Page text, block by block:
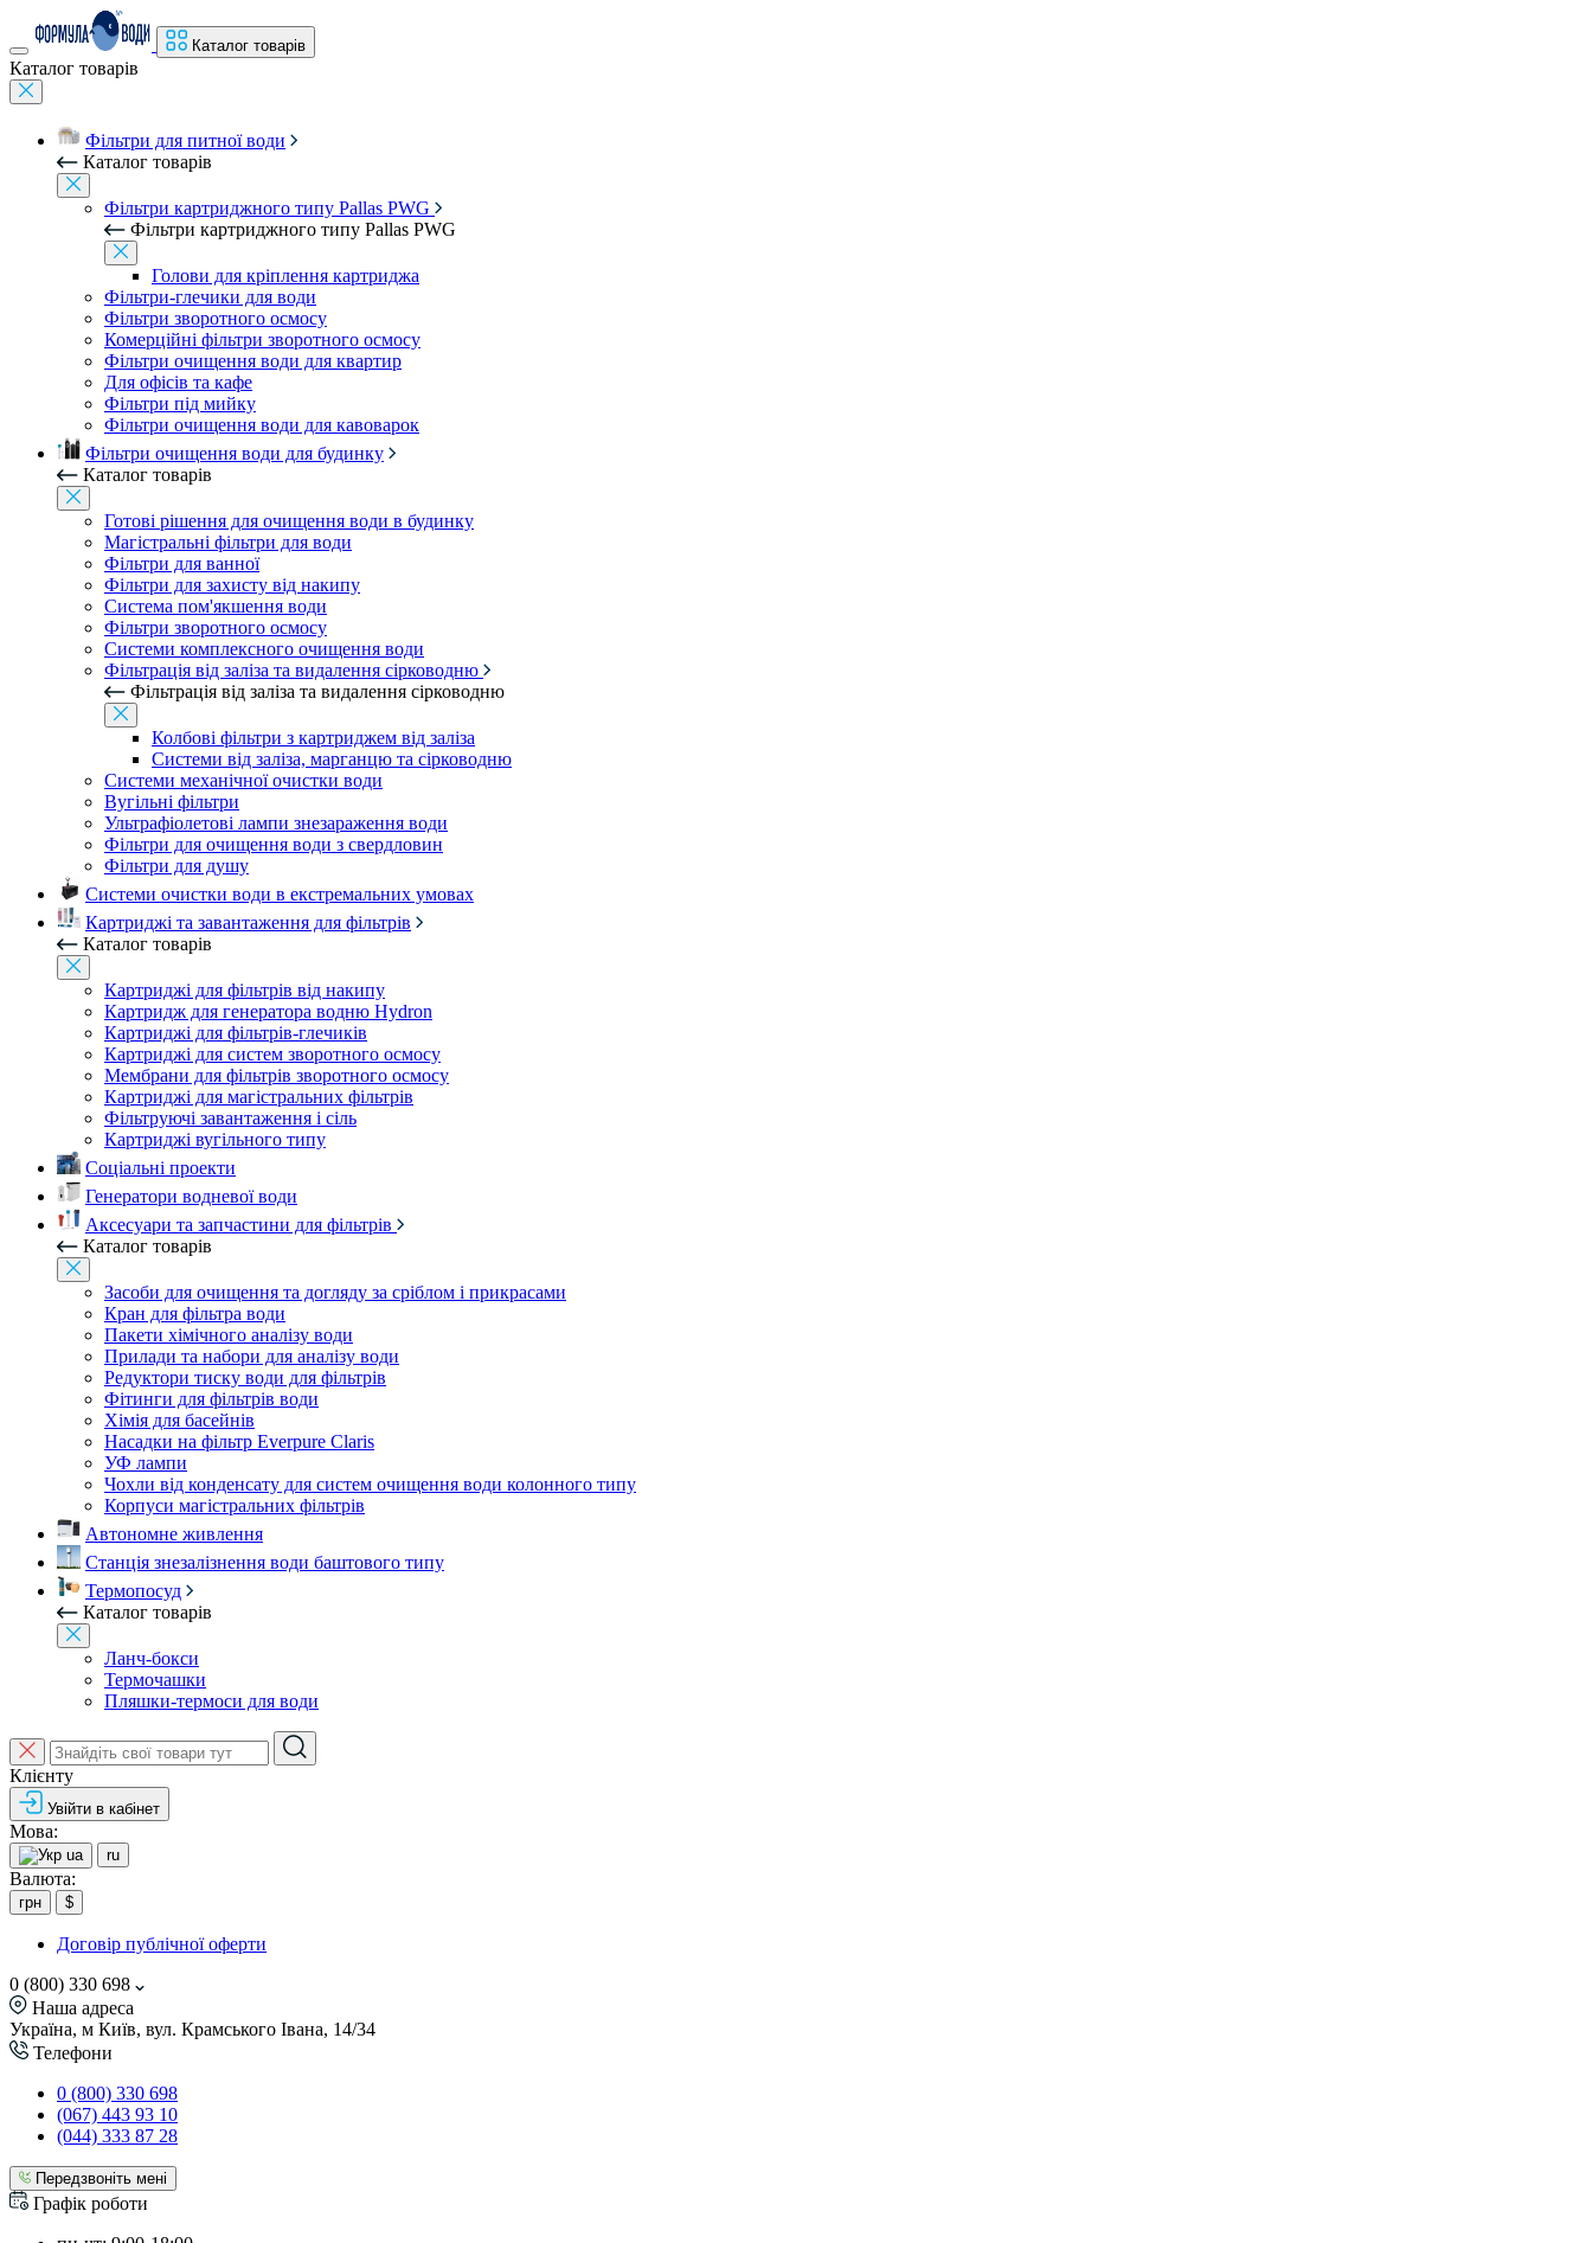
Каталог товарів
Каталог товарів
Фільтри для питної води
Каталог товарів
Фільтри картриджного типу Pallas PWG
Фільтри картриджного типу Pallas PWG
Голови для кріплення картриджа
Фільтри-глечики для води
Фільтри зворотного осмосу
Комерційні фільтри зворотного осмосу
Фільтри очищення води для квартир
Для офісів та кафе
Фільтри під мийку
Фільтри очищення води для кавоварок
Фільтри очищення води для будинку
Каталог товарів
Готові рішення для очищення води в будинку
Магістральні фільтри для води
Фільтри для ванної
Фільтри для захисту від накипу
Система пом'якшення води
Фільтри зворотного осмосу
Системи комплексного очищення води
Фільтрація від заліза та видалення сірководню
Фільтрація від заліза та видалення сірководню
Колбові фільтри з картриджем від заліза
Системи від заліза, марганцю та сірководню
Системи механічної очистки води
Вугільні фільтри
Ультрафіолетові лампи знезараження води
Фільтри для очищення води з свердловин
Фільтри для душу
Системи очистки води в екстремальних умовах
Картриджі та завантаження для фільтрів
Каталог товарів
Картриджі для фільтрів від накипу
Картридж для генератора водню Hydron
Картриджі для фільтрів-глечиків
Картриджі для систем зворотного осмосу
Мембрани для фільтрів зворотного осмосу
Картриджі для магістральних фільтрів
Фільтруючі завантаження і сіль
Картриджі вугільного типу
Соціальні проекти
Генератори водневої води
Аксесуари та запчастини для фільтрів
Каталог товарів
Засоби для очищення та догляду за сріблом і прикрасами
Кран для фільтра води
Пакети хімічного аналізу води
Прилади та набори для аналізу води
Редуктори тиску води для фільтрів
Фітинги для фільтрів води
Хімія для басейнів
Насадки на фільтр Everpure Claris
УФ лампи
Чохли від конденсату для систем очищення води колонного типу
Корпуси магістральних фільтрів
Автономне живлення
Станція знезалізнення води баштового типу
Термопосуд
Каталог товарів
Ланч-бокси
Термочашки
Пляшки-термоси для води
Клієнту
Увійти в кабінет
Мова:
ua ru
Валюта:
грн $
Договір публічної оферти
0 (800) 330 698
Наша адреса
Україна, м Київ, вул. Крамського Івана, 14/34
Телефони
0 (800) 330 698
(067) 443 93 10
(044) 333 87 28
Передзвоніть мені
Графік роботи